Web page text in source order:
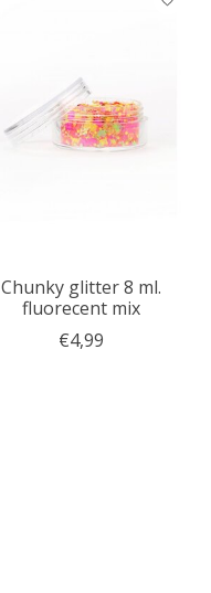
Chunky glitter 8 ml.
fluorecent mix
€4,99